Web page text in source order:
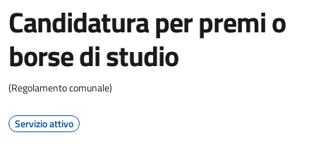
Candidatura per premi o
borse di studio
(Regolamento comunale)
Servizio attivo